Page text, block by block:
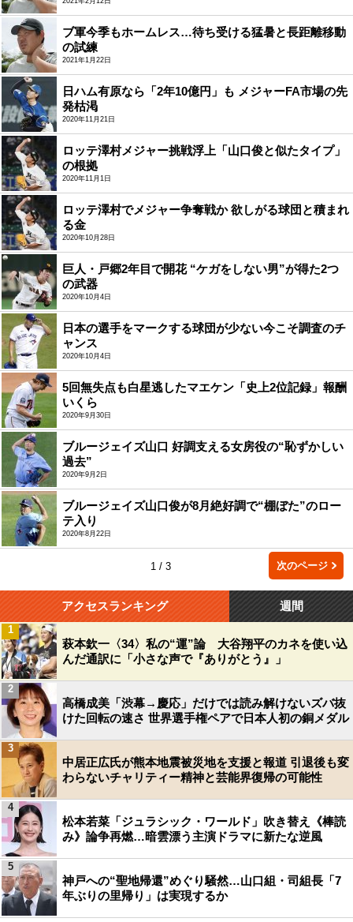
ブ軍今季もホームレス…待ち受ける猛暑と長距離移動
の試練
2021年1月22日
日ハム有原なら「2年10億円」も メジャーFA市場の先
発枯渇
2020年11月21日
ロッテ澤村メジャー挑戦浮上「山口俊と似たタイプ」
の根拠
2020年11月1日
ロッテ澤村でメジャー争奪戦か 欲しがる球団と積まれ
る金
2020年10月28日
巨人・戸郷2年目で開花 “ケガをしない男”が得た2つ
の武器
2020年10月4日
日本の選手をマークする球団が少ない今こそ調査のチ
ャンス
2020年10月4日
5回無失点も白星逃したマエケン「史上2位記録」報酬
いくら
2020年9月30日
ブルージェイズ山口 好調支える女房役の“恥ずかしい
過去”
2020年9月2日
ブルージェイズ山口俊が8月絶好調で“棚ぼた”のロー
テ入り
2020年8月22日
1 / 3 次のページ
アクセスランキング 週間
萩本欽一〈34〉私の“運”論 大谷翔平のカネを使い込
んだ通訳に「小さな声で『ありがとう』」
1
高橋成美「渋幕→慶応」だけでは読み解けないズバ抜
けた回転の速さ 世界選手権ペアで日本人初の銅メダル
2
中居正広氏が熊本地震被災地を支援と報道 引退後も変
わらないチャリティー精神と芸能界復帰の可能性
3
松本若菜「ジュラシック・ワールド」吹き替え《棒読
み》論争再燃…暗雲漂う主演ドラマに新たな逆風
4
神戸への“聖地帰還”めぐり騒然…山口組・司組長「7
年ぶりの里帰り」は実現するか
5